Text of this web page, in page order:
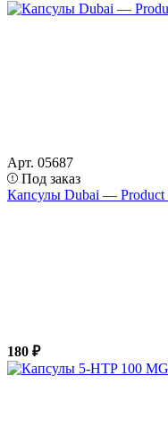
Арт. 05687
Под заказ
Капсулы Dubai —
180 ₽